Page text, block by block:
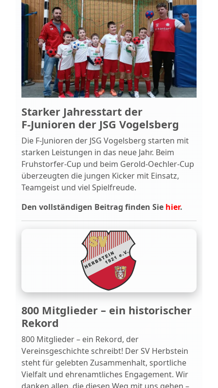
Starker Jahresstart der
F‑Junioren der JSG Vogelsberg
Die F‑Junioren der JSG Vogelsberg starten mit
starken Leistungen in das neue Jahr. Beim
Fruhstorfer‑Cup und beim Gerold‑Oechler‑Cup
überzeugten die jungen Kicker mit Einsatz,
Teamgeist und viel Spielfreude.
Den vollständigen Beitrag finden Sie hier.
800 Mitglieder – ein historischer
Rekord
800 Mitglieder – ein Rekord, der
Vereinsgeschichte schreibt! Der SV Herbstein
steht für gelebten Zusammenhalt, sportliche
Vielfalt und ehrenamtliches Engagement. Wir